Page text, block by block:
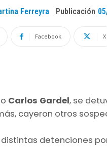
Ferreyra Publicación
Facebook X
Carlos Gardel, se
cayeron otros
detenciones